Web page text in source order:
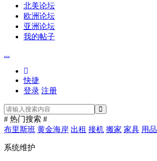
北美论坛
欧洲论坛
亚洲论坛
我的帖子
...
快捷
登录 注册
# 热门搜索 #
布里斯班 黄金海岸 出租 接机 搬家 家具 用品
系统维护